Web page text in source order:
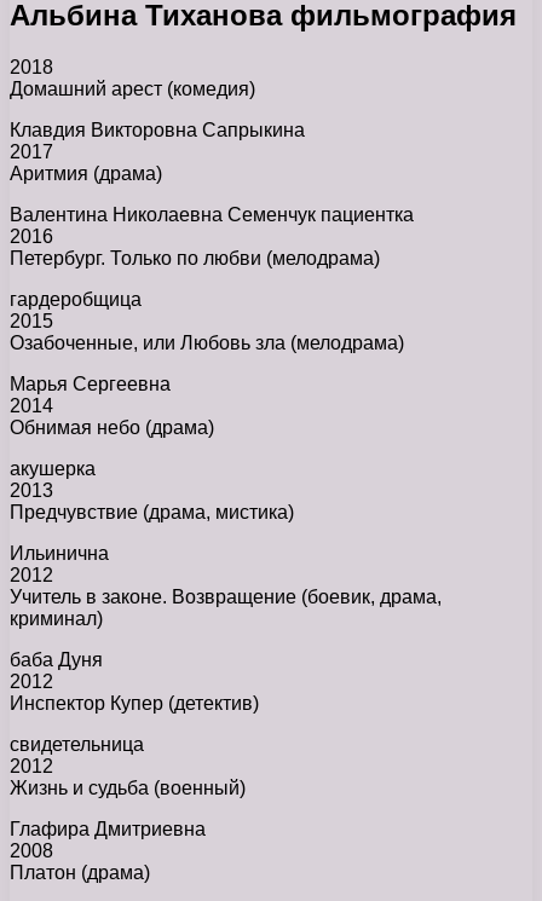
Альбина Тиханова фильмография
2018
Домашний арест (комедия)
Клавдия Викторовна Сапрыкина
2017
Аритмия (драма)
Валентина Николаевна Семенчук пациентка
2016
Петербург. Только по любви (мелодрама)
гардеробщица
2015
Озабоченные, или Любовь зла (мелодрама)
Марья Сергеевна
2014
Обнимая небо (драма)
акушерка
2013
Предчувствие (драма, мистика)
Ильинична
2012
Учитель в законе. Возвращение (боевик, драма,
криминал)
баба Дуня
2012
Инспектор Купер (детектив)
свидетельница
2012
Жизнь и судьба (военный)
Глафира Дмитриевна
2008
Платон (драма)